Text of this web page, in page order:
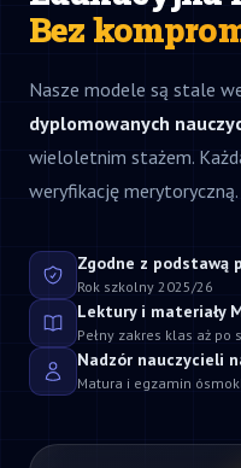
Bez
Nasze modele są stale
dyplomowanych
wieloletnim stażem.
weryfikację merytoryczną.
Zgodne z podstawą
Rok szkolny 2025/26
Lektury i materiały
Pełny zakres klas aż po
Nadzór nauczycieli
Matura i egzamin